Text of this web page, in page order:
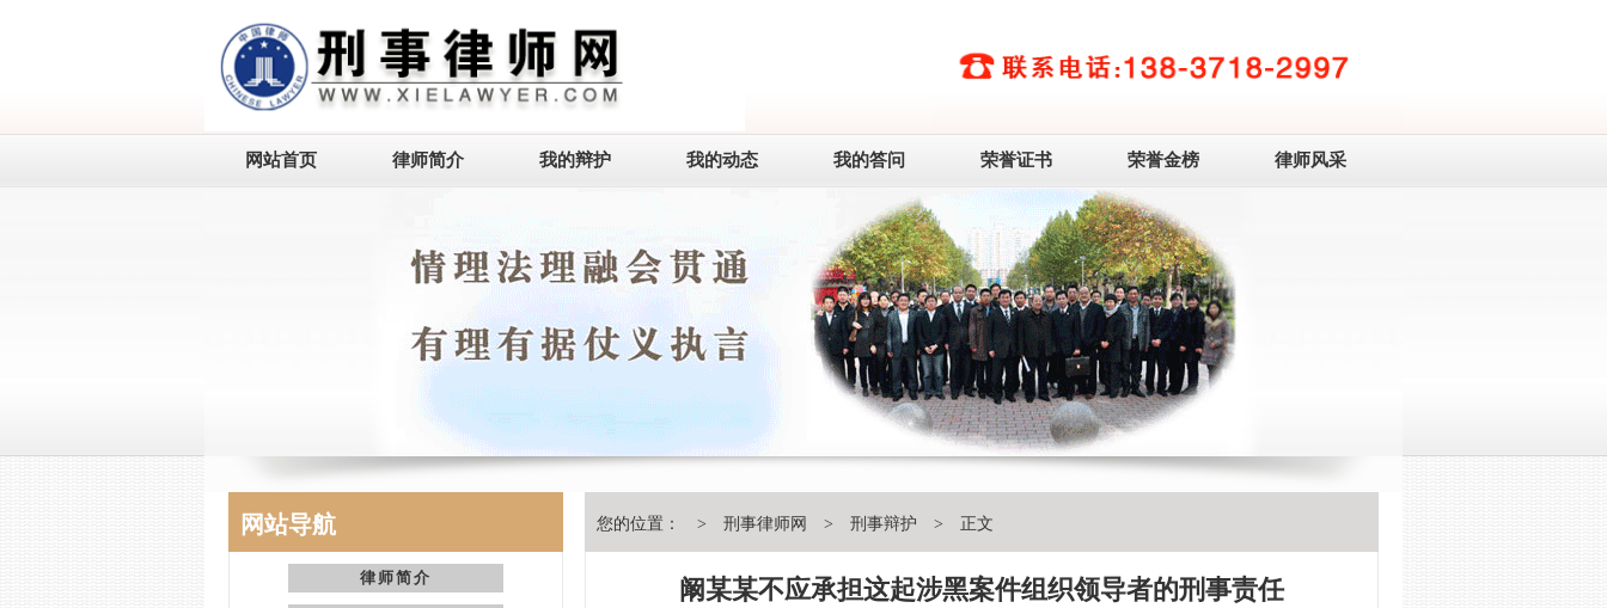
网站首页 律师简介 我的辩护 我的动态 我的答问 荣誉证书 荣誉金榜 律师风采
网站导航
律师简介
您的位置： > 刑事律师网 > 刑事辩护 > 正文
阚某某不应承担这起涉黑案件组织领导者的刑事责任